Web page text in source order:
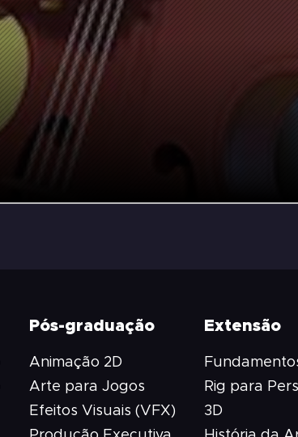
Pós-graduação
Animação 2D
Arte para Jogos
Efeitos Visuais (VFX)
Extensão
Rig para
3D